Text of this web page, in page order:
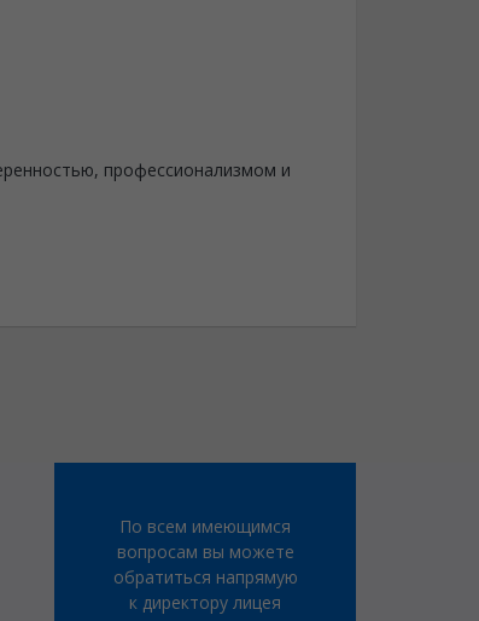
профессионализмом и
По всем имеющимся
вопросам вы можете
обратиться напрямую
к директору лицея